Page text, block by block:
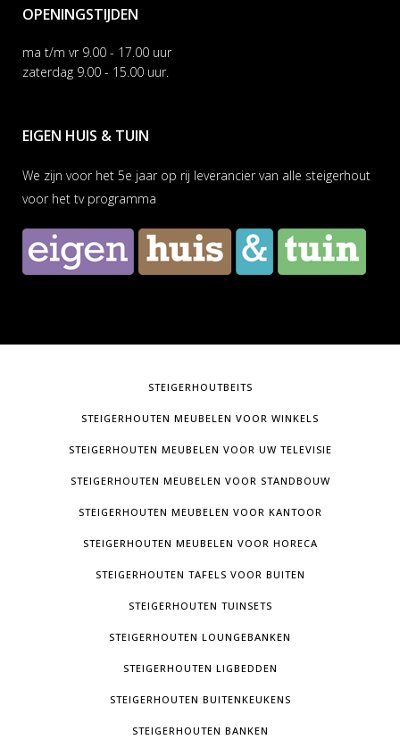
OPENINGSTIJDEN
ma t/m vr 9.00 - 17.00 uur
zaterdag 9.00 - 15.00 uur.
EIGEN HUIS & TUIN
We zijn voor het 5e jaar op rij leverancier van alle steigerhout
voor het tv programma
STEIGERHOUTBEITS
STEIGERHOUTEN MEUBELEN VOOR WINKELS
STEIGERHOUTEN MEUBELEN VOOR UW TELEVISIE
STEIGERHOUTEN MEUBELEN VOOR STANDBOUW
STEIGERHOUTEN MEUBELEN VOOR KANTOOR
STEIGERHOUTEN MEUBELEN VOOR HORECA
STEIGERHOUTEN TAFELS VOOR BUITEN
STEIGERHOUTEN TUINSETS
STEIGERHOUTEN LOUNGEBANKEN
STEIGERHOUTEN LIGBEDDEN
STEIGERHOUTEN BUITENKEUKENS
STEIGERHOUTEN BANKEN